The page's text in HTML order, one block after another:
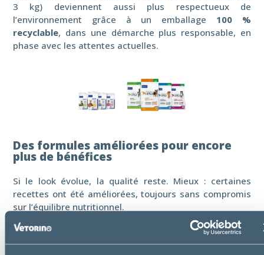
3 kg) deviennent aussi plus respectueux de
l’environnement grâce à un emballage 100 %
recyclable, dans une démarche plus responsable, en
phase avec les attentes actuelles.
Des formules améliorées pour encore
plus de bénéfices
Si le look évolue, la qualité reste. Mieux : certaines
recettes ont été améliorées, toujours sans compromis
sur l’équilibre nutritionnel.
Pour les chats, une attention particulière a été portée à
la santé bucco-dentaire. Unealgue brune marine